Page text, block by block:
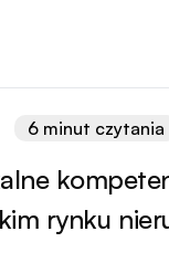
6 minut czytania
rynku